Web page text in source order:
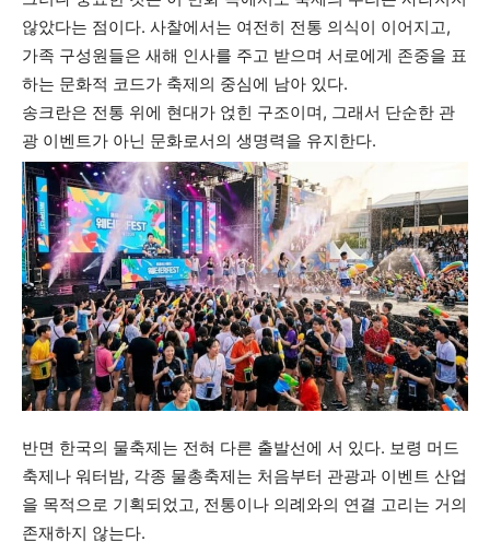
않았다는 점이다. 사찰에서는 여전히 전통 의식이 이어지고,
가족 구성원들은 새해 인사를 주고 받으며 서로에게 존중을 표
하는 문화적 코드가 축제의 중심에 남아 있다.
송크란은 전통 위에 현대가 얹힌 구조이며, 그래서 단순한 관
광 이벤트가 아닌 문화로서의 생명력을 유지한다.
반면 한국의 물축제는 전혀 다른 출발선에 서 있다. 보령 머드
축제나 워터밤, 각종 물총축제는 처음부터 관광과 이벤트 산업
을 목적으로 기획되었고, 전통이나 의례와의 연결 고리는 거의
존재하지 않는다.